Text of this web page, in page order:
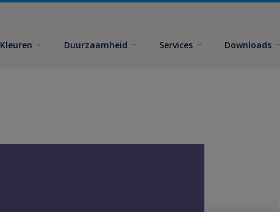
Kleuren Duurzaamheid Services Downloads